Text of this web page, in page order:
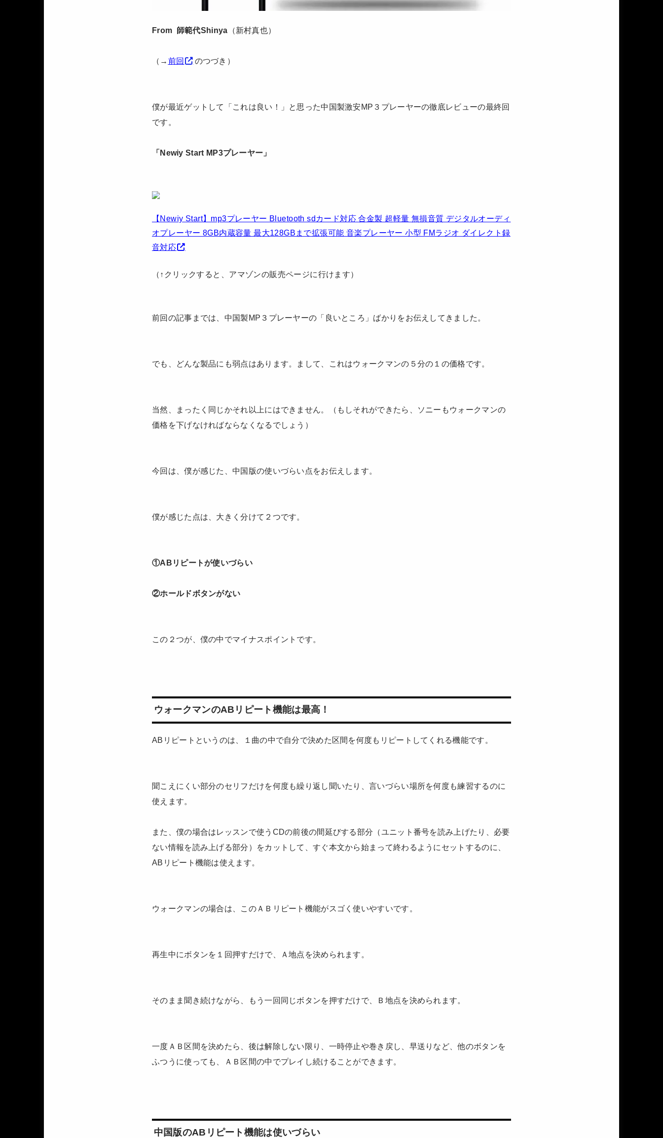
From 師範代Shinya （新村真也）
（→ 前回 のつづき）
僕が最近ゲットして「これは良い！」と思った中国製激安MP３プレーヤーの徹底レビューの最終回
です。
「Newiy Start MP3プレーヤー」
【Newiy Start】mp3プレーヤー Bluetooth sdカード対応 合金製 超軽量 無損音質 デジタルオーディ
オプレーヤー 8GB内蔵容量 最大128GBまで拡張可能 音楽プレーヤー 小型 FMラジオ ダイレクト録
音対応
（↑クリックすると、アマゾンの販売ページに行けます）
前回の記事までは、中国製MP３プレーヤーの「良いところ」ばかりをお伝えしてきました。
でも、どんな製品にも弱点はあります。まして、これはウォークマンの５分の１の価格です。
当然、まったく同じかそれ以上にはできません。（もしそれができたら、ソニーもウォークマンの
価格を下げなければならなくなるでしょう）
今回は、僕が感じた、中国版の使いづらい点をお伝えします。
僕が感じた点は、大きく分けて２つです。
①ABリピートが使いづらい
②ホールドボタンがない
この２つが、僕の中でマイナスポイントです。
ウォークマンのABリピート機能は最高！
ABリピートというのは、１曲の中で自分で決めた区間を何度もリピートしてくれる機能です。
聞こえにくい部分のセリフだけを何度も繰り返し聞いたり、言いづらい場所を何度も練習するのに
使えます。
また、僕の場合はレッスンで使うCDの前後の間延びする部分（ユニット番号を読み上げたり、必要
ない情報を読み上げる部分）をカットして、すぐ本文から始まって終わるようにセットするのに、
ABリピート機能は使えます。
ウォークマンの場合は、このＡＢリピート機能がスゴく使いやすいです。
再生中にボタンを１回押すだけで、Ａ地点を決められます。
そのまま聞き続けながら、もう一回同じボタンを押すだけで、Ｂ地点を決められます。
一度ＡＢ区間を決めたら、後は解除しない限り、一時停止や巻き戻し、早送りなど、他のボタンを
ふつうに使っても、ＡＢ区間の中でプレイし続けることができます。
中国版のABリピート機能は使いづらい